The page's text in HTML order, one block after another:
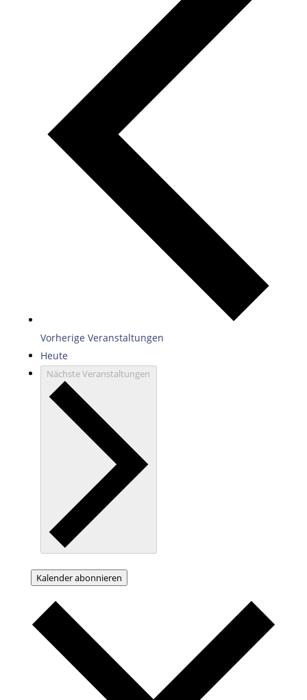
Vorherige Veranstaltungen
Heute
NächsteVeranstaltungen
Kalender abonnieren